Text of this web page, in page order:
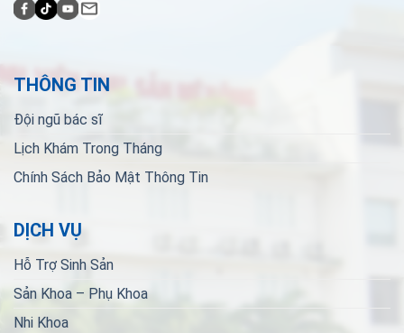
THÔNG TIN
Đội ngũ bác sĩ
Lịch Khám Trong Tháng
Chính Sách Bảo Mật Thông Tin
DỊCH VỤ
Hỗ Trợ Sinh Sản
Sản Khoa – Phụ Khoa
Nhi Khoa